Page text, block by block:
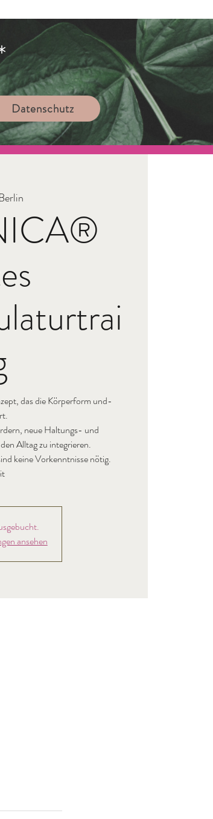
Datenschutz
Berlin
das die Körperform und-
neue Haltungs- und
Alltag zu integrieren.
keine Vorkenntnisse nötig.
10 € je Einheit
ansehen